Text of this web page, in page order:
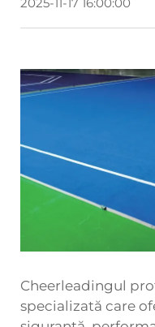
Cheerleadingul
specializată care